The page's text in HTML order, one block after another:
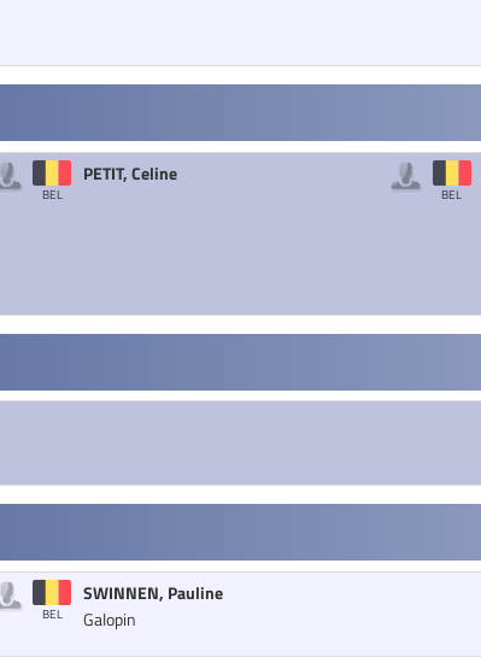
BEL
PETIT, Celine
BEL
BEL
SWINNEN, Pauline
Galopin